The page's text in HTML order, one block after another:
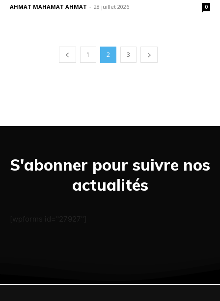
AHMAT MAHAMAT AHMAT - 28 juillet 2026 0
1 2 3
S'abonner pour suivre nos
actualités
[wpforms id="27927"]